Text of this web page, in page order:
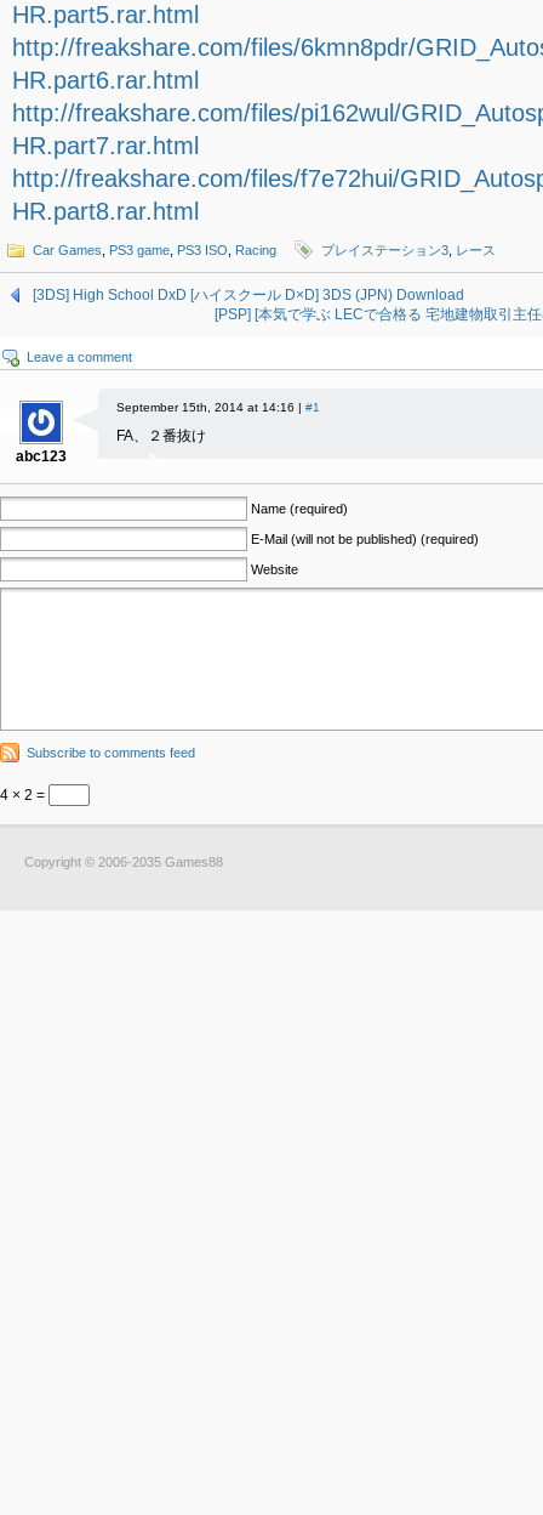
HR.part5.rar.html
http://freakshare.com/files/6kmn8pdr/
HR.part6.rar.html
http://freakshare.com/files/pi162wul/
HR.part7.rar.html
http://freakshare.com/files/f7e72hui/
HR.part8.rar.html
Car Games PS3 game PS3 ISO Racing プレイステーション3 レース
[3DS] High School DxD [ハイスクール D×D] 3DS (JPN) Download
[PSP] [本気で学ぶ LECで合格る 宅地建物取引主
Leave a comment
abc123
September 15th, 2014 at 14:16 | #1
FA、２番抜け
Name (required)
E-Mail (will not be published) (required)
Website
Subscribe to comments feed
4 × 2 =
Copyright © 2006-2035 Games88